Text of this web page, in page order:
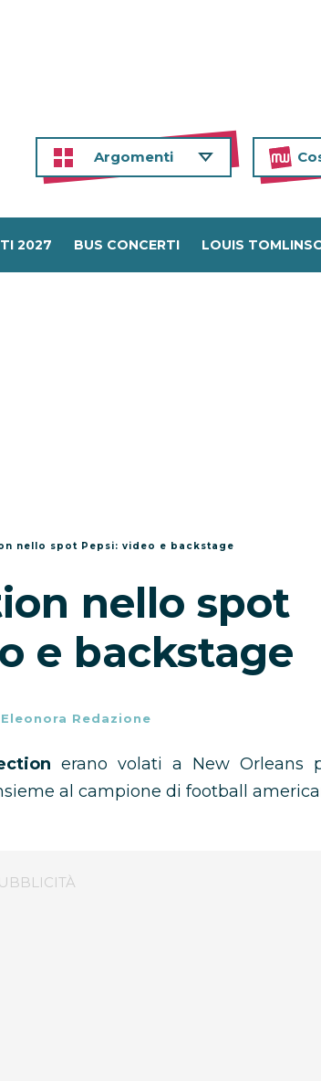
Argomenti
2027 BUS CONCERTI LOUIS
nello spot Pepsi: video e backstage
nello spot
e backstage
Eleonora Redazione
erano volati a New Orleans
al campione di football